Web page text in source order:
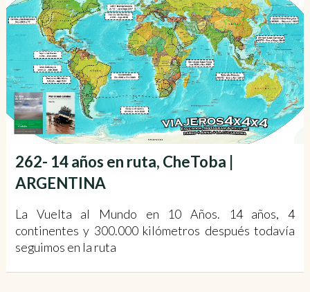
262- 14 años en ruta, CheToba |
ARGENTINA
La Vuelta al Mundo en 10 Años. 14 años, 4
continentes y 300.000 kilómetros después todavía
seguimos en la ruta